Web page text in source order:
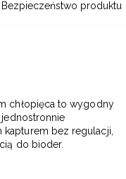
Bezpieczeństwo produktu
chłopięca to wygodny
bez regulacji,
do bioder.